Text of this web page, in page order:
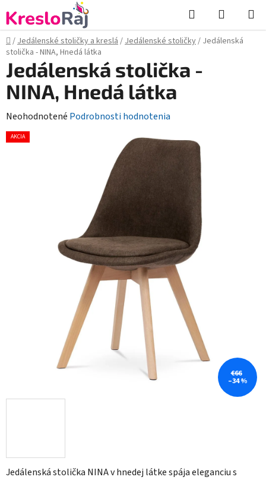
na
obsah
Hľadať
KOŠÍK
Domov
/Jedálenské stoličky a kreslá/Jedálenské stoličky/ Jedálenská
stolička - NINA, Hnedá látka
Jedálenská stolička NINA v hnedej látke spája eleganciu s
Jedálenská stolička -
NINA, Hnedá látka
Priemerné
hodnotenie
Neohodnotené Podrobnosti hodnotenia
AKCIA
€66
–34 %